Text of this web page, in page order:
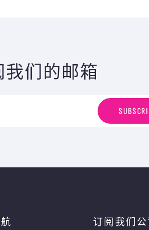
我们的邮箱
SUBSCRI
订阅我们